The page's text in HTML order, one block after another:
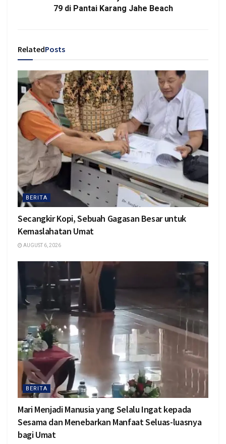
79 di Pantai Karang Jahe Beach
RelatedPosts
BERITA
Secangkir Kopi, Sebuah Gagasan Besar untuk
Kemaslahatan Umat
AUGUST 6, 2026
BERITA
Mari Menjadi Manusia yang Selalu Ingat kepada
Sesama dan Menebarkan Manfaat Seluas-luasnya
bagi Umat